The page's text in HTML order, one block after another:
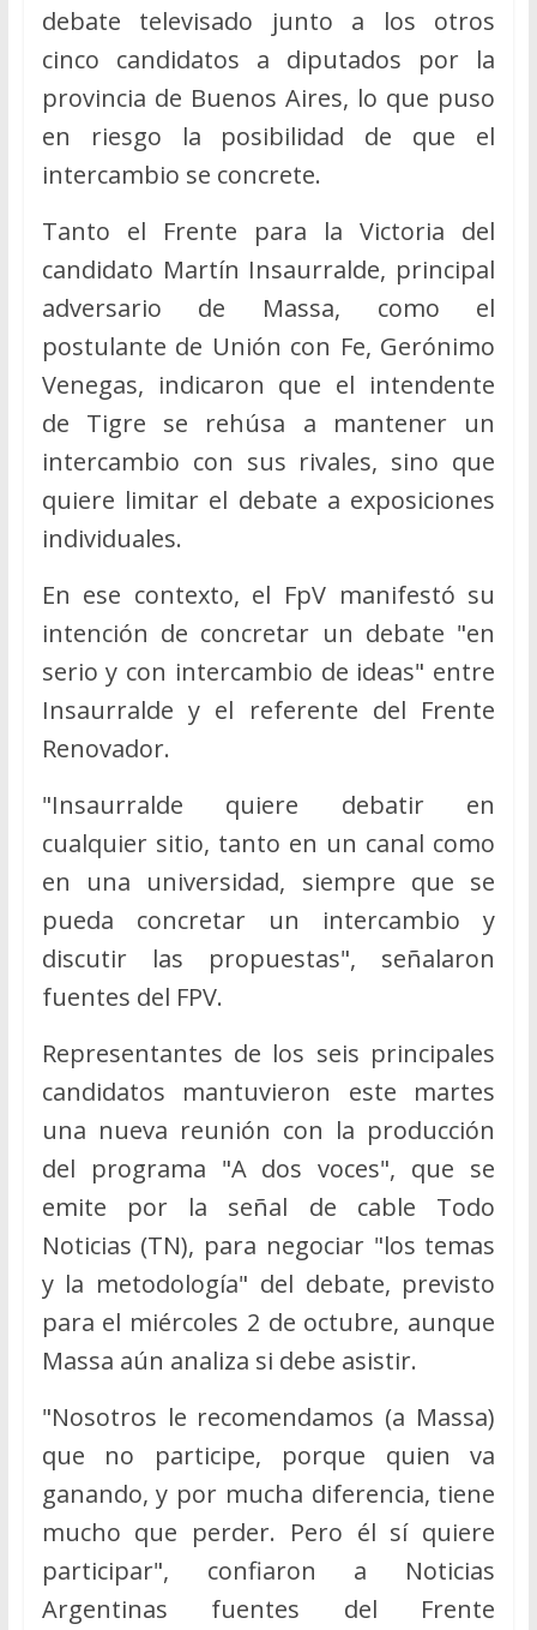
debate televisado junto a los otros
cinco candidatos a diputados por la
provincia de Buenos Aires, lo que puso
en riesgo la posibilidad de que el
intercambio se concrete.
Tanto el Frente para la Victoria del
candidato Martín Insaurralde, principal
adversario de Massa, como el
postulante de Unión con Fe, Gerónimo
Venegas, indicaron que el intendente
de Tigre se rehúsa a mantener un
intercambio con sus rivales, sino que
quiere limitar el debate a exposiciones
individuales.
En ese contexto, el FpV manifestó su
intención de concretar un debate "en
serio y con intercambio de ideas" entre
Insaurralde y el referente del Frente
Renovador.
"Insaurralde quiere debatir en
cualquier sitio, tanto en un canal como
en una universidad, siempre que se
pueda concretar un intercambio y
discutir las propuestas", señalaron
fuentes del FPV.
Representantes de los seis principales
candidatos mantuvieron este martes
una nueva reunión con la producción
del programa "A dos voces", que se
emite por la señal de cable Todo
Noticias (TN), para negociar "los temas
y la metodología" del debate, previsto
para el miércoles 2 de octubre, aunque
Massa aún analiza si debe asistir.
"Nosotros le recomendamos (a Massa)
que no participe, porque quien va
ganando, y por mucha diferencia, tiene
mucho que perder. Pero él sí quiere
participar", confiaron a Noticias
Argentinas fuentes del Frente